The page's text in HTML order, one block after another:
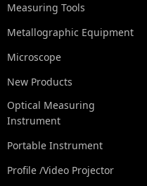
Measuring Tools
Metallographic Equipment
Microscope
New Products
Optical Measuring
Instrument
Portable Instrument
Profile /Video Projector